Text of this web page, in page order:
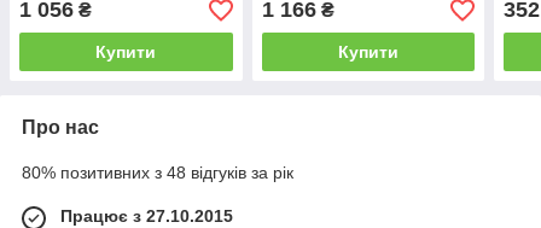
1 056 ₴
Купити
1 166₴
Купити
352
Про нас
80% позитивних з 48 відгуків за рік
Працює з 27.10.2015